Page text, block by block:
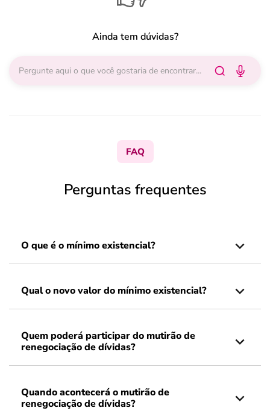
Ainda tem dúvidas?
FAQ
Perguntas frequentes
O que é o mínimo existencial?
Qual o novo valor do mínimo existencial?
Quem poderá participar do mutirão de
renegociação de dívidas?
Quando acontecerá o mutirão de
renegociação de dívidas?